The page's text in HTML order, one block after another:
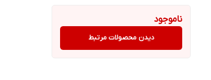
ناموجود
دیدن محصولات مرتبط